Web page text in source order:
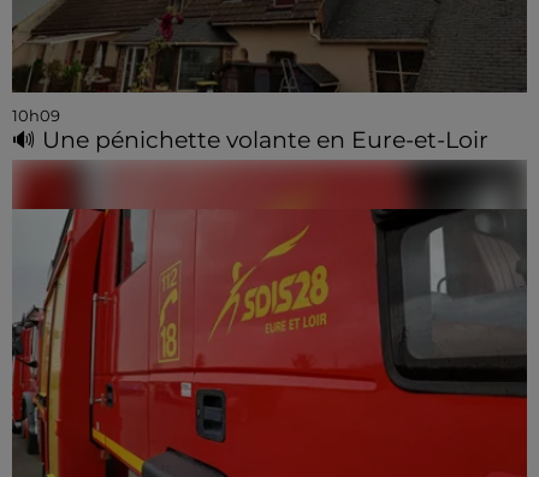
10h09
🔊 Une pénichette volante en Eure-et-Loir